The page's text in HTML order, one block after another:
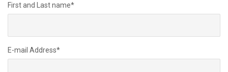
First and Last name*
E-mail Address*